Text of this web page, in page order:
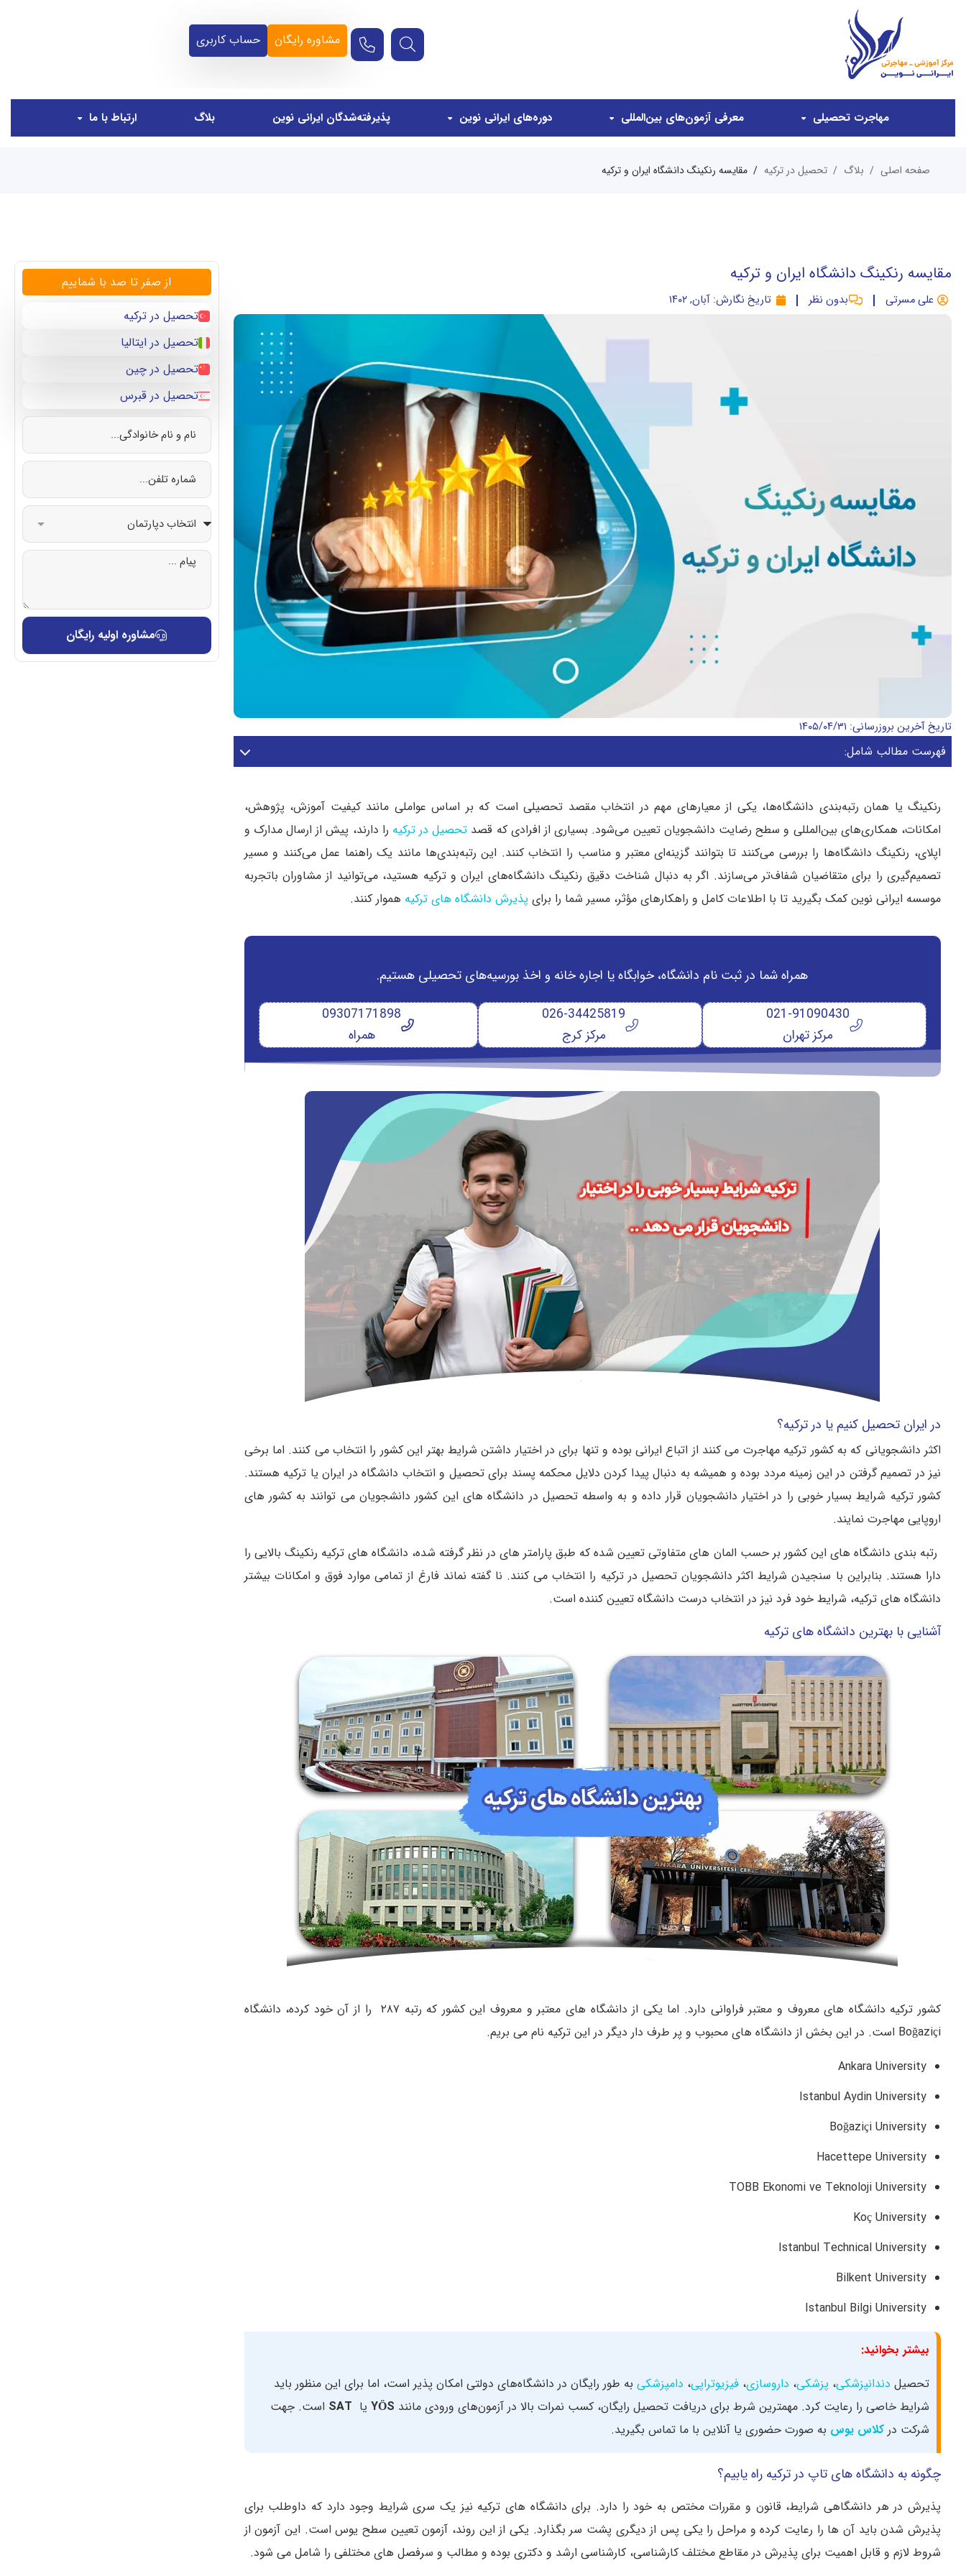
مشاوره رایگان حساب کاربری
مهاجرت تحصیلی معرفی آزمون‌های بین‌المللی دوره‌های ایرانی نوین پذیرفته‌شدگان ایرانی نوین بلاگ ارتباط با ما
صفحه اصلی بلاگ تحصیل در ترکیه مقایسه رنکینگ دانشگاه ایران و ترکیه
مقایسه رنکینگ دانشگاه ایران و ترکیه
علی مسرتی بدون نظر تاریخ نگارش: آبان, ۱۴۰۲
تاریخ آخرین بروزرسانی: ۱۴۰۵/۰۴/۳۱
فهرست مطالب شامل:
رنکینگ یا همان رتبه‌بندی دانشگاه‌ها، یکی از معیارهای مهم در انتخاب مقصد تحصیلی است که بر اساس عواملی مانند کیفیت آموزش، پژوهش،
امکانات، همکاری‌های بین‌المللی و سطح رضایت دانشجویان تعیین می‌شود. بسیاری از افرادی که قصد تحصیل در ترکیه را دارند، پیش از ارسال مدارک و
اپلای، رنکینگ دانشگاه‌ها را بررسی می‌کنند تا بتوانند گزینه‌ای معتبر و مناسب را انتخاب کنند. این رتبه‌بندی‌ها مانند یک راهنما عمل می‌کنند و مسیر
تصمیم‌گیری را برای متقاضیان شفاف‌تر می‌سازند. اگر به دنبال شناخت دقیق رنکینگ دانشگاه‌های ایران و ترکیه هستید، می‌توانید از مشاوران باتجربه
موسسه ایرانی نوین کمک بگیرید تا با اطلاعات کامل و راهکارهای مؤثر، مسیر شما را برای پذیرش دانشگاه های ترکیه هموار کنند.
همراه شما در ثبت نام دانشگاه‌، خوابگاه یا اجاره خانه و اخذ بورسیه‌های تحصیلی هستیم.
021-91090430
مرکز تهران
026-34425819
مرکز کرج
09307171898
همراه
در ایران تحصیل کنیم یا در ترکیه؟
اکثر دانشجویانی که به کشور ترکیه مهاجرت می‌ کنند از اتباع ایرانی بوده و تنها برای در اختیار داشتن شرایط بهتر این کشور را انتخاب می‌ کنند. اما برخی
نیز در تصمیم گرفتن در این زمینه مردد بوده و همیشه به‌ دنبال پیدا کردن دلایل محکمه‌ پسند برای تحصیل و انتخاب دانشگاه در ایران یا ترکیه هستند.
کشور ترکیه شرایط بسیار خوبی را در اختیار دانشجویان قرار داده و به واسطه تحصیل در دانشگاه‌ های این کشور دانشجویان می‌ توانند به کشور های
اروپایی مهاجرت نمایند.
رتبه بندی دانشگاه‌ های این کشور بر حسب المان‌ های متفاوتی تعیین شده که طبق پارامتر های در نظر گرفته شده، دانشگاه‌ های ترکیه رنکینگ بالایی را
دارا هستند‌. بنابراین با سنجیدن شرایط اکثر دانشجویان تحصیل در ترکیه را انتخاب می کنند. نا گفته نماند فارغ از تمامی موارد فوق و امکانات بیشتر
دانشگاه‌ های ترکیه، شرایط خود فرد نیز در انتخاب درست دانشگاه تعیین کننده است.
آشنایی با بهترین دانشگاه های ترکیه
کشور ترکیه دانشگاه‌ های معروف و معتبر فراوانی دارد. اما یکی از دانشگاه‌ های معتبر و معروف این کشور که رتبه ۲۸۷ را از آن خود کرده، دانشگاه
Boğaziçi است. در این بخش از دانشگاه‌ های محبوب و پر طرف‌ دار دیگر در این ترکیه نام می‌ بریم.
Ankara University
Istanbul Aydin University
Boğaziçi University
Hacettepe University
TOBB Ekonomi ve Teknoloji University
Koç University
Istanbul Technical University
Bilkent University
Istanbul Bilgi University
بیشتر بخوانید:
تحصیل دندانپزشکی، پزشکی، داروسازی، فیزیوتراپی، دامپزشکی به طور رایگان در دانشگاه‌‌های دولتی امکان‌ پذیر است، اما برای این منظور باید
شرایط خاصی را رعایت کرد. مهمترین شرط برای دریافت تحصیل رایگان، کسب نمرات بالا در آزمون‌های ورودی مانند YÖS یا SAT است. جهت
شرکت در کلاس یوس به صورت حضوری یا آنلاین با ما تماس بگیرید.
چگونه به دانشگاه های تاپ در ترکیه راه یابیم؟
پذیرش در هر دانشگاهی شرایط، قانون و مقررات مختص به خود را دارد. برای دانشگاه‌ های ترکیه نیز یک سری شرایط وجود دارد که داوطلب برای
پذیرش شدن باید آن‌ ها را رعایت کرده و مراحل را یکی پس‌ از دیگری پشت‌ سر بگذارد. یکی از این روند، آزمون تعیین سطح یوس است. این آزمون از
شروط لازم و قابل اهمیت برای پذیرش در مقاطع مختلف کارشناسی، کارشناسی ارشد و دکتری بوده و مطالب و سرفصل های مختلفی را شامل می شود.
از صفر تا صد با شماییم
تحصیل در ترکیه
تحصیل در ایتالیا
تحصیل در چین
تحصیل در قبرس
مشاوره اولیه رایگان